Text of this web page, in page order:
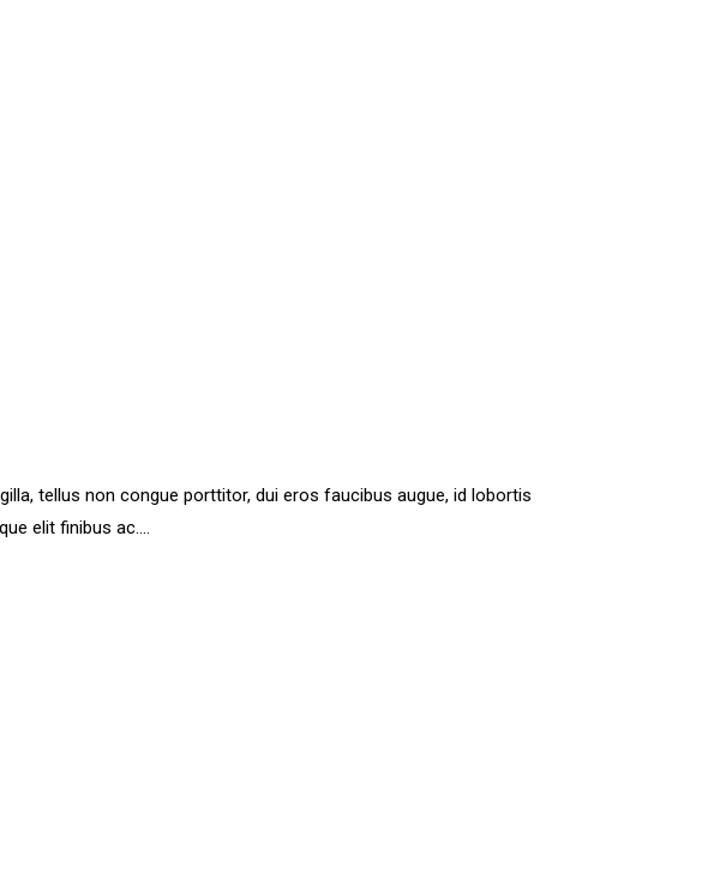
tellus non congue porttitor, dui eros faucibus augue, id lobortis
elit finibus ac....